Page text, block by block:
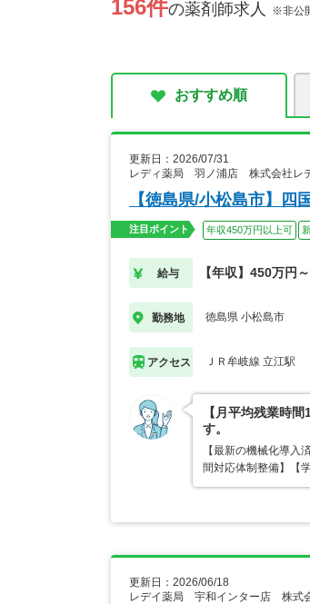
156件の薬剤師求人 ※非公
おすすめ順
更新日：2026/07/31
レディ薬局 羽ノ浦店 株式会社レ
【徳島県/小松島市】
注目ポイント 年収450万円以上可
給与 【年収】450万円
勤務地 徳島県 小松島市
アクセス ＪＲ牟岐線 立江駅
【月平均残業時
す。
【最新の機械化導
間対応体制整備】【
更新日：2026/06/18
レデイ薬局 宇和インター店 株式